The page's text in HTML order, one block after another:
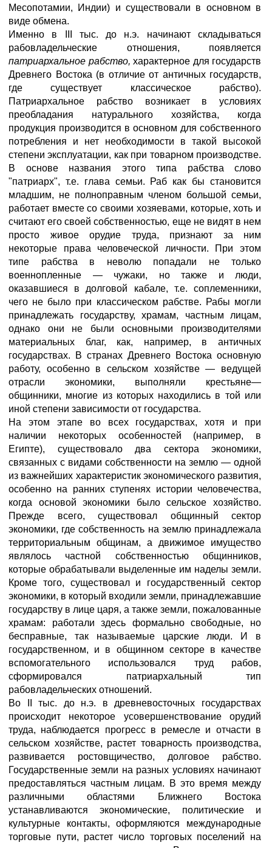
Месопотамии, Индии) и существовали в основном в
виде обмена.
Именно в III тыс. до н.э. начинают складываться
рабовладельческие отношения, появляется
патриархальное рабство, характерное для государств
Древнего Востока (в отличие от античных государств,
где существует классическое рабство).
Патриархальное рабство возникает в условиях
преобладания натурального хозяйства, когда
продукция производится в основном для собственного
потребления и нет необходимости в такой высокой
степени эксплуатации, как при товарном производстве.
В основе названия этого типа рабства слово
"патриарх", т.е. глава семьи. Раб как бы становится
младшим, не полноправным членом большой семьи,
работает вместе со своими хозяевами, которые, хоть и
считают его своей собственностью, еще не видят в нем
просто живое орудие труда, признают за ним
некоторые права человеческой личности. При этом
типе рабства в неволю попадали не только
военнопленные — чужаки, но также и люди,
оказавшиеся в долговой кабале, т.е. соплеменники,
чего не было при классическом рабстве. Рабы могли
принадлежать государству, храмам, частным лицам,
однако они не были основными производителями
материальных благ, как, например, в античных
государствах. В странах Древнего Востока основную
работу, особенно в сельском хозяйстве — ведущей
отрасли экономики, выполняли крестьяне—
общинники, многие из которых находились в той или
иной степени зависимости от государства.
На этом этапе во всех государствах, хотя и при
наличии некоторых особенностей (например, в
Египте), существовало два сектора экономики,
связанных с видами собственности на землю — одной
из важнейших характеристик экономического развития,
особенно на ранних ступенях истории человечества,
когда основой экономики было сельское хозяйство.
Прежде всего, существовал общинный сектор
экономики, где собственность на землю принадлежала
территориальным общинам, а движимое имущество
являлось частной собственностью общинников,
которые обрабатывали выделенные им наделы земли.
Кроме того, существовал и государственный сектор
экономики, в который входили земли, принадлежавшие
государству в лице царя, а также земли, пожалованные
храмам: работали здесь формально свободные, но
бесправные, так называемые царские люди. И в
государственном, и в общинном секторе в качестве
вспомогательного использовался труд рабов,
сформировался патриархальный тип
рабовладельческих отношений.
Во II тыс. до н.э. в древневосточных государствах
происходит некоторое усовершенствование орудий
труда, наблюдается прогресс в ремесле и отчасти в
сельском хозяйстве, растет товарность производства,
развивается ростовщичество, долговое рабство.
Государственные земли на разных условиях начинают
предоставляться частным лицам. В это время между
различными областями Ближнего Востока
устанавливаются экономические, политические и
культурные контакты, оформляются международные
торговые пути, растет число торговых поселений на